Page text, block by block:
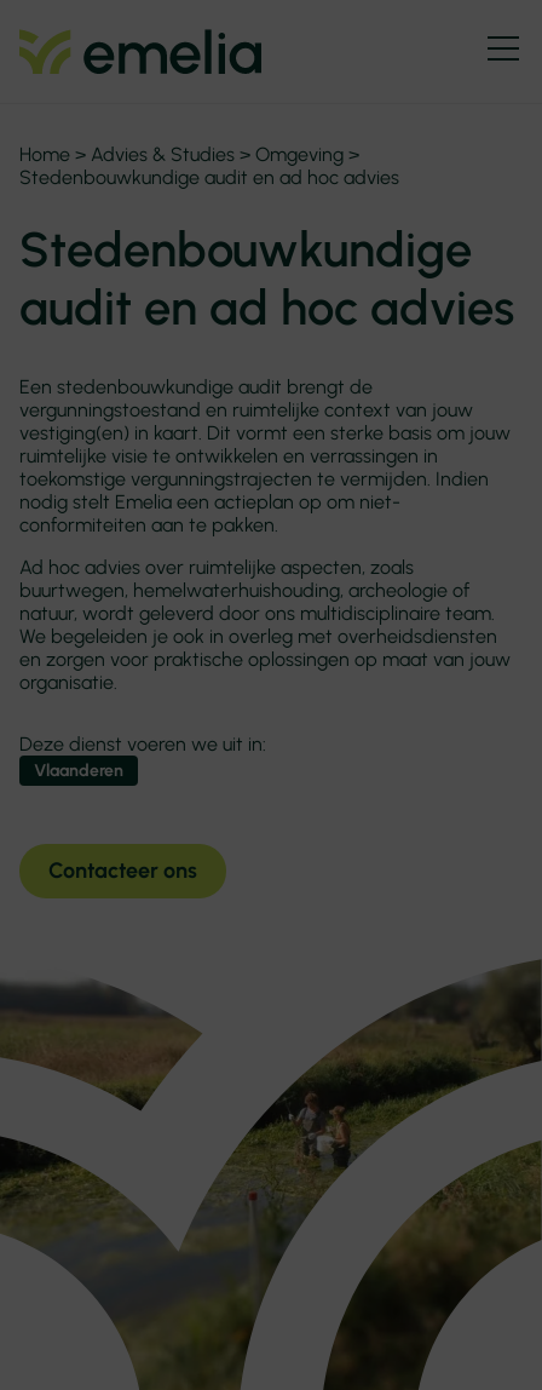
Home > Advies & Studies > Omgeving >
Stedenbouwkundige audit en ad hoc advies
Stedenbouwkundige
audit en ad hoc advies
Een stedenbouwkundige audit brengt de
vergunningstoestand en ruimtelijke context van jouw
vestiging(en) in kaart. Dit vormt een sterke basis om jouw
ruimtelijke visie te ontwikkelen en verrassingen in
toekomstige vergunningstrajecten te vermijden. Indien
nodig stelt Emelia een actieplan op om niet-
conformiteiten aan te pakken.
Ad hoc advies over ruimtelijke aspecten, zoals
buurtwegen, hemelwaterhuishouding, archeologie of
natuur, wordt geleverd door ons multidisciplinaire team.
We begeleiden je ook in overleg met overheidsdiensten
en zorgen voor praktische oplossingen op maat van jouw
organisatie.
Deze dienst voeren we uit in:
Vlaanderen
Contacteer ons